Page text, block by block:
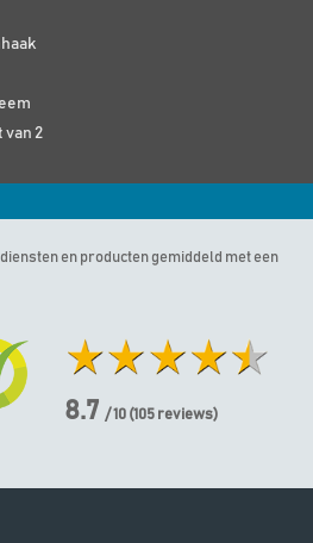
2
en producten gemiddeld met een
8.7 / 10 (105 reviews)